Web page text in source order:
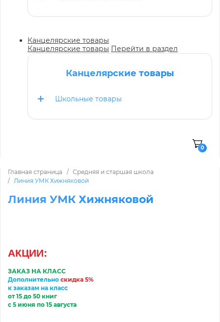
Канцелярские товары
Канцелярские товары Перейти в раздел
Канцелярские товары
Школьные товары
0
Главная страница
Средняя и старшая школа
Линия УМК Хижняковой
Линия УМК Хижняковой
АКЦИИ:
ЗАКАЗ НА КЛАСС
Дополнительно скидка 5%
к заказам на класс
от 15 до 50 книг
с 5 июня по 15 августа